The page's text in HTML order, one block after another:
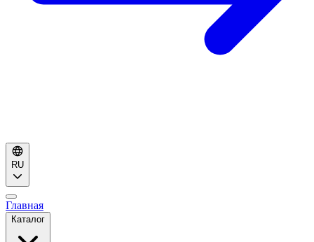
RU
Главная
Каталог